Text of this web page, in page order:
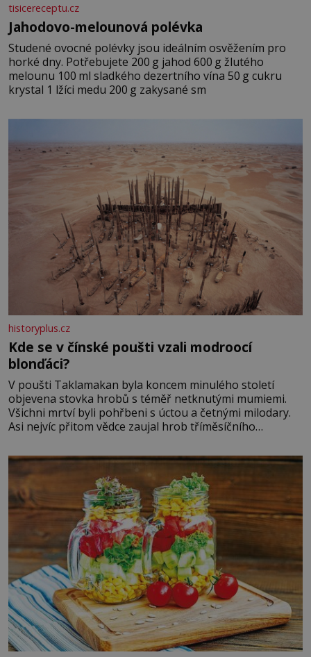
tisicereceptu.cz
Jahodovo-melounová polévka
Studené ovocné polévky jsou ideálním osvěžením pro
horké dny. Potřebujete 200 g jahod 600 g žlutého
melounu 100 ml sladkého dezertního vína 50 g cukru
krystal 1 lžíci medu 200 g zakysané sm
historyplus.cz
Kde se v čínské poušti vzali modroocí
blonďáci?
V poušti Taklamakan byla koncem minulého století
objevena stovka hrobů s téměř netknutými mumiemi.
Všichni mrtví byli pohřbeni s úctou a četnými milodary.
Asi nejvíc přitom vědce zaujal hrob tříměsíčního
blonďaté vlásky. Fakt, že jsou těla dávných lidí nesmírně
dobře zachovalá, přičítají odborníci zdejším klimatickým
podmínkám. Sucho, prosolené písky a extrémně